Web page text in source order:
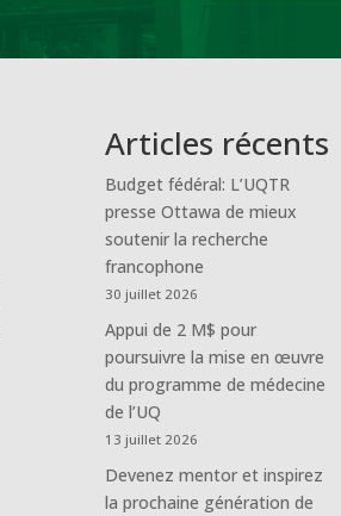
Articles récents
Budget fédéral: L’UQTR
presse Ottawa de mieux
soutenir la recherche
francophone
30 juillet 2026
Appui de 2 M$ pour
poursuivre la mise en œuvre
du programme de médecine
de l’UQ
13 juillet 2026
Devenez mentor et inspirez
la prochaine génération de